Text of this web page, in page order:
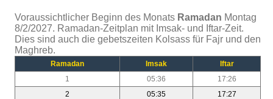
Voraussichtlicher Beginn des Monats Ramadan Montag
8/2/2027. Ramadan-Zeitplan mit Imsak- und Iftar-Zeit.
Dies sind auch die gebetszeiten Kolsass für Fajr und den
Maghreb.
Ramadan Imsak
Iftar
1
05:36
17:26
2
05:35
17:27